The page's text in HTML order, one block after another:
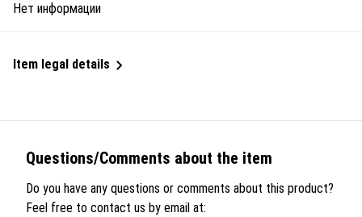
Нет информации
Item legal details
Questions/Comments about the item
Do you have any questions or comments about this product?
Feel free to contact us by email at: